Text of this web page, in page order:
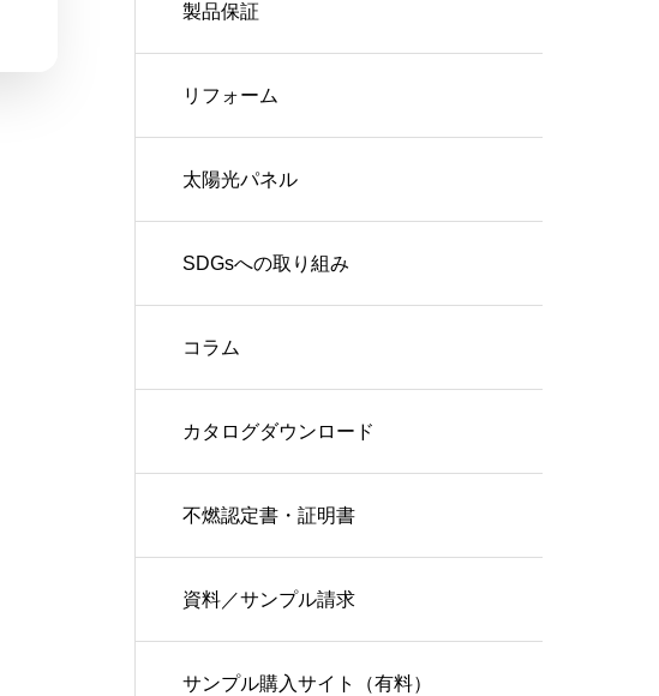
製品保証
リフォーム
太陽光パネル
SDGsへの取り組み
コラム
カタログダウンロード
不燃認定書・証明書
資料／サンプル請求
サンプル購入サイト（有料）